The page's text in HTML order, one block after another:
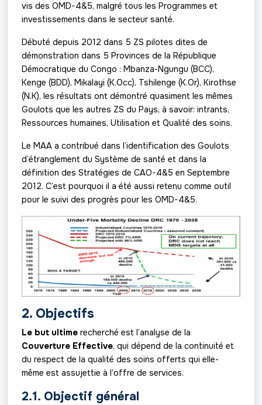
vis des OMD-4&5, malgré tous les Programmes et
investissements dans le secteur santé.
Débuté depuis 2012 dans 5 ZS pilotes dites de
démonstration dans 5 Provinces de la République
Démocratique du Congo : Mbanza-Ngungu (BCC),
Kenge (BDD), Mikalayi (K.Occ), Tshilenge (K.Or), Kirothse
(N.K), les résultats ont démontré quasiment les mêmes
Goulots que les autres ZS du Pays, à savoir: intrants,
Ressources humaines, Utilisation et Qualité des soins.
Le MAA a contribué dans l’identification des Goulots
d’étranglement du Système de santé et dans la
définition des Stratégies de CAO-4&5 en Septembre
2012. C’est pourquoi il a été aussi retenu comme outil
pour le suivi des progrès pour les OMD-4&5.
2. Objectifs
Le but ultime recherché est l’analyse de la
Couverture Effective, qui dépend de la continuité et
du respect de la qualité des soins offerts qui elle-
même est assujettie à l’offre de services.
2.1. Objectif général